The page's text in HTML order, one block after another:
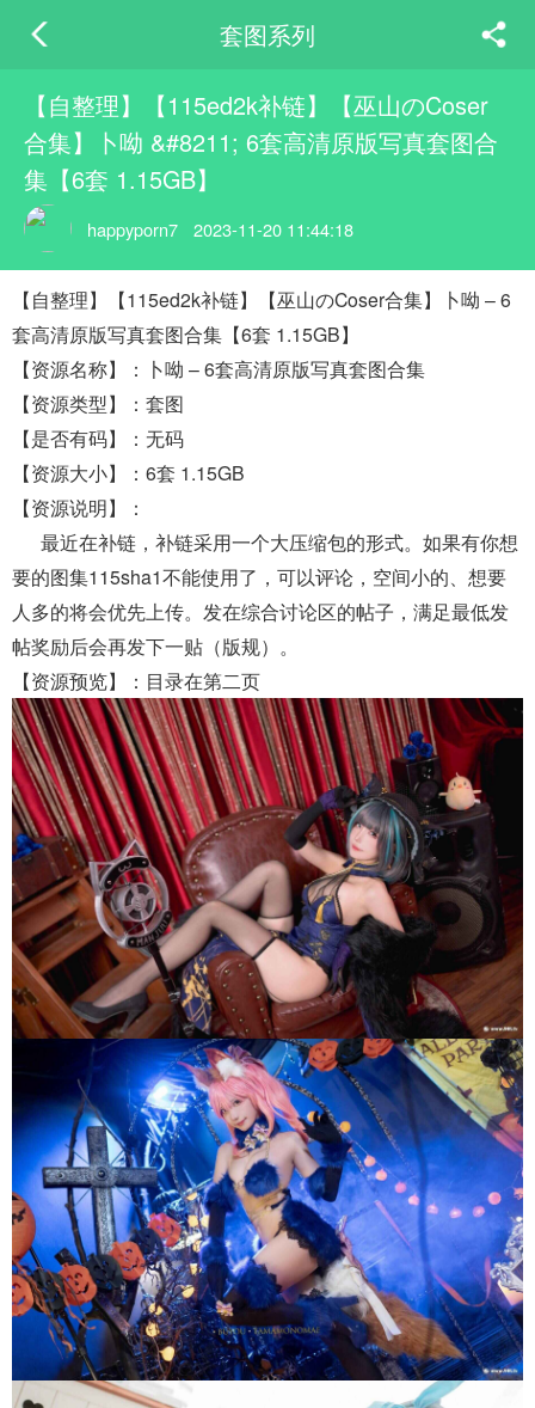
套图系列
【自整理】【115ed2k补链】【巫山のCoser
合集】卜呦 &#8211; 6套高清原版写真套图合
集【6套 1.15GB】
happyporn7 2023-11-20 11:44:18
【自整理】【115ed2k补链】【巫山のCoser合集】卜呦 – 6
套高清原版写真套图合集【6套 1.15GB】
【资源名称】：卜呦 – 6套高清原版写真套图合集
【资源类型】：套图
【是否有码】：无码
【资源大小】：6套 1.15GB
【资源说明】：
最近在补链，补链采用一个大压缩包的形式。如果有你想
要的图集115sha1不能使用了，可以评论，空间小的、想要
人多的将会优先上传。发在综合讨论区的帖子，满足最低发
帖奖励后会再发下一贴（版规）。
【资源预览】：目录在第二页